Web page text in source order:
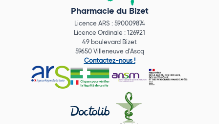
Pharmacie du Bizet
Licence ARS : 590009874
Licence Ordinale : 126921
49 boulevard Bizet
59650 Villeneuve d'Ascq
Contactez-nous !